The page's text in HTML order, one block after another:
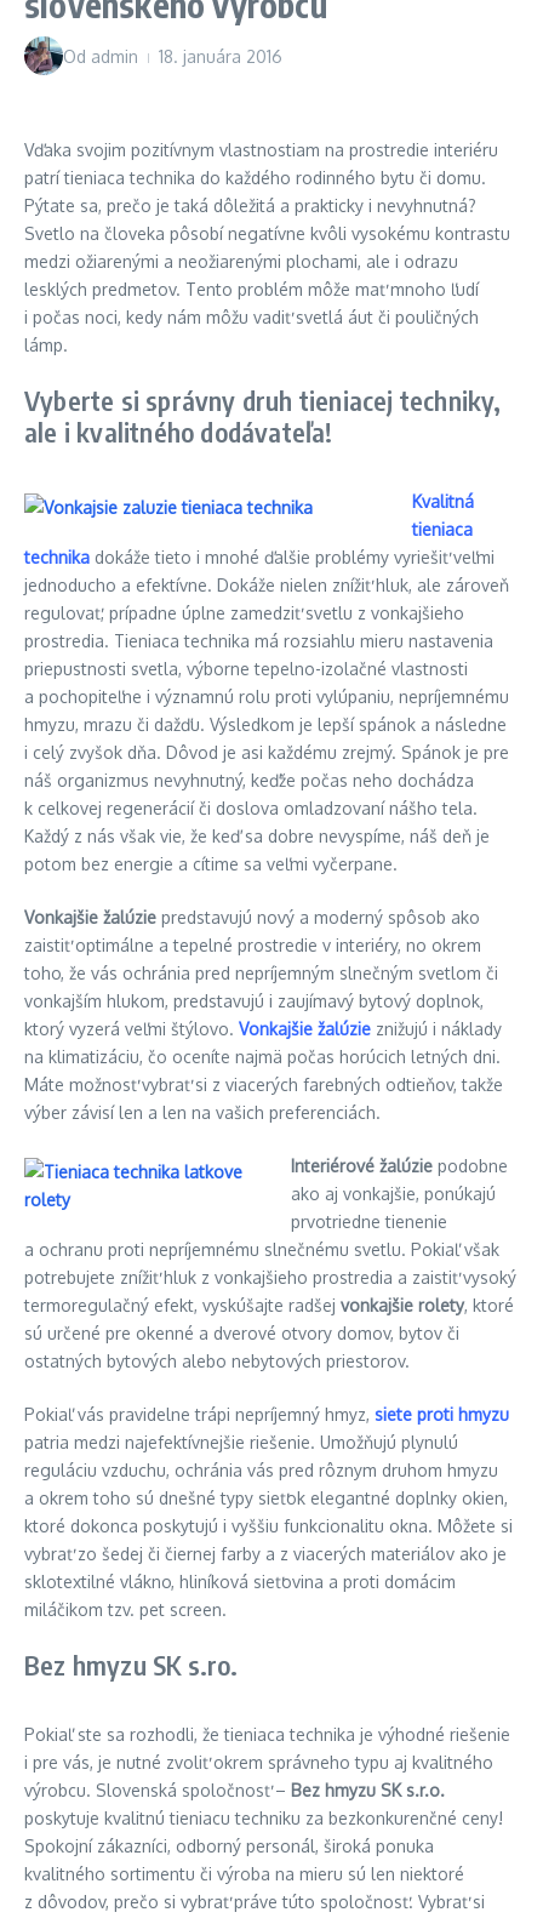
Od admin 18. januára 2016
Vďaka svojim pozitívnym vlastnostiam na prostredie interiéru
patrí tieniaca technika do každého rodinného bytu či domu.
Pýtate sa, prečo je taká dôležitá a prakticky i nevyhnutná?
Svetlo na človeka pôsobí negatívne kvôli vysokému kontrastu
medzi ožiarenými a neožiarenými plochami, ale i odrazu
lesklých predmetov. Tento problém môže mať mnoho ľudí
i počas noci, kedy nám môžu vadiť svetlá áut či pouličných
lámp.
Vyberte si správny druh tieniacej techniky,
ale i kvalitného dodávateľa!
Kvalitná
tieniaca
technika dokáže tieto i mnohé ďalšie problémy vyriešiť veľmi
jednoducho a efektívne. Dokáže nielen znížiť hluk, ale zároveň
regulovať, prípadne úplne zamedziť svetlu z vonkajšieho
prostredia. Tieniaca technika má rozsiahlu mieru nastavenia
priepustnosti svetla, výborne tepelno-izolačné vlastnosti
a pochopiteľne i významnú rolu proti vylúpaniu, nepríjemnému
hmyzu, mrazu či dažďu. Výsledkom je lepší spánok a následne
i celý zvyšok dňa. Dôvod je asi každému zrejmý. Spánok je pre
náš organizmus nevyhnutný, keďže počas neho dochádza
k celkovej regenerácií či doslova omladzovaní nášho tela.
Každý z nás však vie, že keď sa dobre nevyspíme, náš deň je
potom bez energie a cítime sa veľmi vyčerpane.
Vonkajšie žalúzie predstavujú nový a moderný spôsob ako
zaistiť optimálne a tepelné prostredie v interiéry, no okrem
toho, že vás ochránia pred nepríjemným slnečným svetlom či
vonkajším hlukom, predstavujú i zaujímavý bytový doplnok,
ktorý vyzerá veľmi štýlovo. Vonkajšie žalúzie znižujú i náklady
na klimatizáciu, čo oceníte najmä počas horúcich letných dni.
Máte možnosť vybrať si z viacerých farebných odtieňov, takže
výber závisí len a len na vašich preferenciách.
Interiérové žalúzie podobne
ako aj vonkajšie, ponúkajú
prvotriedne tienenie
a ochranu proti nepríjemnému slnečnému svetlu. Pokiaľ však
potrebujete znížiť hluk z vonkajšieho prostredia a zaistiť vysoký
termoregulačný efekt, vyskúšajte radšej vonkajšie rolety, ktoré
sú určené pre okenné a dverové otvory domov, bytov či
ostatných bytových alebo nebytových priestorov.
Pokiaľ vás pravidelne trápi nepríjemný hmyz, siete proti hmyzu
patria medzi najefektívnejšie riešenie. Umožňujú plynulú
reguláciu vzduchu, ochránia vás pred rôznym druhom hmyzu
a okrem toho sú dnešné typy sieťok elegantné doplnky okien,
ktoré dokonca poskytujú i vyššiu funkcionalitu okna. Môžete si
vybrať zo šedej či čiernej farby a z viacerých materiálov ako je
sklotextilné vlákno, hliníková sieťovina a proti domácim
miláčikom tzv. pet screen.
Bez hmyzu SK s.ro.
Pokiaľ ste sa rozhodli, že tieniaca technika je výhodné riešenie
i pre vás, je nutné zvoliť okrem správneho typu aj kvalitného
výrobcu. Slovenská spoločnosť – Bez hmyzu SK s.r.o.
poskytuje kvalitnú tieniacu techniku za bezkonkurenčné ceny!
Spokojní zákazníci, odborný personál, široká ponuka
kvalitného sortimentu či výroba na mieru sú len niektoré
z dôvodov, prečo si vybrať práve túto spoločnosť. Vybrať si